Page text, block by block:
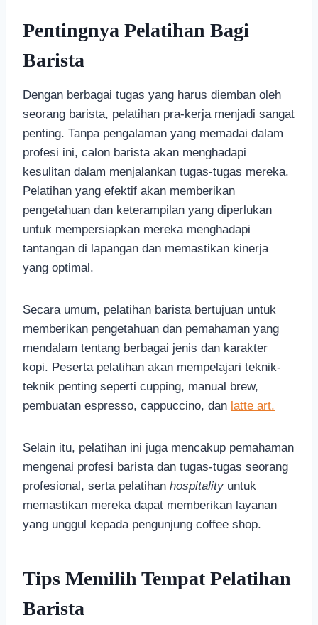
Pentingnya Pelatihan Bagi
Barista
Dengan berbagai tugas yang harus diemban oleh
seorang barista, pelatihan pra-kerja menjadi sangat
penting. Tanpa pengalaman yang memadai dalam
profesi ini, calon barista akan menghadapi
kesulitan dalam menjalankan tugas-tugas mereka.
Pelatihan yang efektif akan memberikan
pengetahuan dan keterampilan yang diperlukan
untuk mempersiapkan mereka menghadapi
tantangan di lapangan dan memastikan kinerja
yang optimal.
Secara umum, pelatihan barista bertujuan untuk
memberikan pengetahuan dan pemahaman yang
mendalam tentang berbagai jenis dan karakter
kopi. Peserta pelatihan akan mempelajari teknik-
teknik penting seperti cupping, manual brew,
pembuatan espresso, cappuccino, dan latte art.
Selain itu, pelatihan ini juga mencakup pemahaman
mengenai profesi barista dan tugas-tugas seorang
profesional, serta pelatihan hospitality untuk
memastikan mereka dapat memberikan layanan
yang unggul kepada pengunjung coffee shop.
Tips Memilih Tempat Pelatihan
Barista